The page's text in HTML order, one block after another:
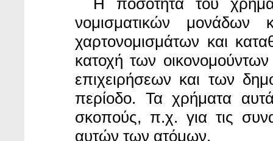
Η ποσότητα του
νομισματικών μονάδων
χαρτονομισμάτων και
κατοχή των
επιχειρήσεων και των
περίοδο. Τα χρήματα
σκοπούς, π.χ. για τις
αυτών των ατόμων.